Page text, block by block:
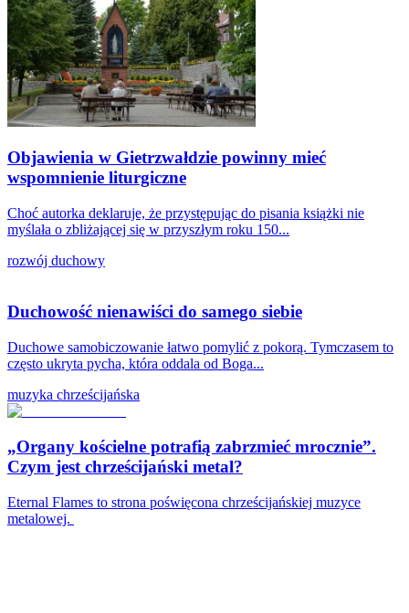
Objawienia w Gietrzwałdzie powinny mieć
wspomnienie liturgiczne
Choć autorka deklaruje, że przystępując do pisania książki nie
myślała o zbliżającej się w przyszłym roku 150...
rozwój duchowy
Duchowość nienawiści do samego siebie
Duchowe samobiczowanie łatwo pomylić z pokorą. Tymczasem to
często ukryta pycha, która oddala od Boga...
muzyka chrześcijańska
„Organy kościelne potrafią zabrzmieć mrocznie”.
Czym jest chrześcijański metal?
Eternal Flames to strona poświęcona chrześcijańskiej muzyce
metalowej.